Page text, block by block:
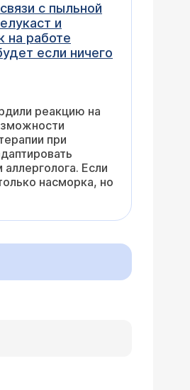
с пыльной
и
на работе
если ничего
реакцию на
при
Если
насморка, но